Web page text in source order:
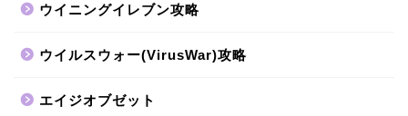
ウイニングイレブン攻略
ウイルスウォー(VirusWar)攻略
エイジオブゼット